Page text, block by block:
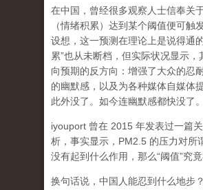
在中国，曾经很多观察人士信奉关
（情绪积累）达到某个阈值便可触
设想，这一预测在理论上是说得通
累”也从未断档，但实际状况显示，
向预期的反方向：增强了大众的忍
的幽默感，以及为各种媒体自媒体
此外没了。如今连幽默感都快没了。
iyouport 曾在 2015 年发表过一篇
析，事实显示，PM2.5 的压力对所
没有起到什么作用，那么“阈值”究
换句话说，中国人能忍到什么地步？